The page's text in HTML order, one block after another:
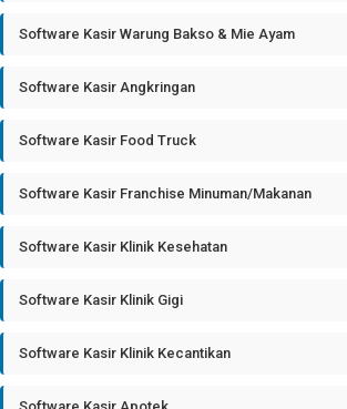
Software Kasir Warung Bakso & Mie Ayam
Software Kasir Angkringan
Software Kasir Food Truck
Software Kasir Franchise Minuman/Makanan
Software Kasir Klinik Kesehatan
Software Kasir Klinik Gigi
Software Kasir Klinik Kecantikan